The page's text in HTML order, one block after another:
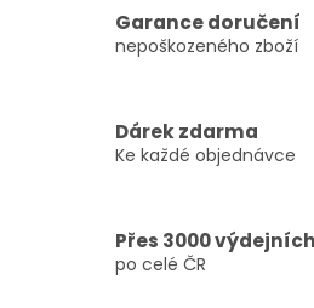
c
í
y
p
i
á
n
í
Garance doručení
nepoškozeného zboží
Dárek zdarma
Ke každé objednávce
Přes 3000
po celé ČR